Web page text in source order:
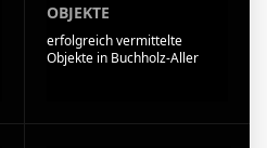
OBJEKTE
erfolgreich vermittelte
Objekte in Buchholz-Aller